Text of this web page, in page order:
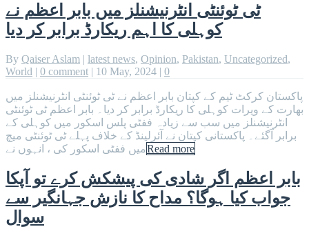
ٹی ٹوئنٹی انٹرنیشنلز میں بابر اعظم نے
کوہلی کا اہم ریکارڈ برابر کر دیا
By Qaiser Aslam | latest news, Opinion, Pakistan, Uncategorized,
World | 0 comment | 10 May, 2024 | 0
پاکستان کرکٹ ٹیم کے کپتان بابر اعظم نے ٹی ٹوئنٹی انٹرنیشنلز میں
بھارت کے ویرات کوہلی کا ریکارڈ برابر کر دیا۔ بابر اعظم ٹی ٹوئنٹی
انٹرنیشنلز میں سب سے زیادہ ففٹی پلس اسکور میں کوہلی کے
برابر آگئے۔ پاکستانی کپتان نے آئرلینڈ کے خلاف پہلے ٹی ٹوئنٹی میچ
میں ففٹی اسکور کی ، انہوں نےRead more
بابر اعظم اگر شادی کی پیشکش کرے تو آپکا
جواب کیا ہوگا؟ مداح کا نازش جہانگیر سے
سوال